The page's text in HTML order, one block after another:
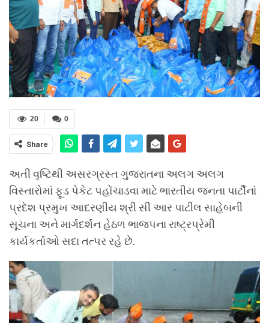
0
20
Share
અતી વૃષ્ટિથી અસરગ્રસ્ત ગુજરાતના અલગ અલગ
વિસ્તારોમાં ફૂડ પેકેટ પહોંચાડવા માટે ભારતીય જનતા પાર્ટીનાં
પ્રદેશ પ્રમુખ આદરણીય શ્રી સી આર પાટીલ સાહેબની
સૂચના અને માર્ગદર્શન હેઠળ ભાજપના રાષ્ટ્રપ્રેમી
કાર્યકર્તાઓ સદા તત્પર રહે છે.